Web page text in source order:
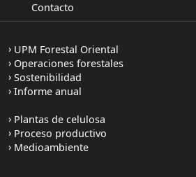
Contacto
UPM Forestal Oriental
Operaciones forestales
Sostenibilidad
Informe anual
Plantas de celulosa
Proceso productivo
Medioambiente